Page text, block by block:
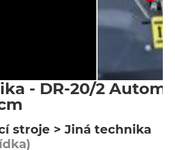
- DR-20/2
stroje > Jiná technika